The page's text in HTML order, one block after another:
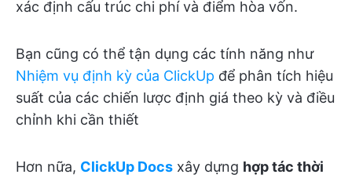
xác định cấu trúc chi phí và điểm hòa vốn.
Bạn cũng có thể tận dụng các tính năng như
Nhiệm vụ định kỳ của ClickUp để phân tích hiệu
suất của các chiến lược định giá theo kỳ và điều
chỉnh khi cần thiết
Hơn nữa, ClickUp Docs xây dựng hợp tác thời